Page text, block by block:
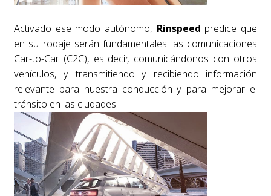
Activado ese modo autónomo, Rinspeed predice que
en su rodaje serán fundamentales las comunicaciones
Car-to-Car (C2C), es decir, comunicándonos con otros
vehículos, y transmitiendo y recibiendo información
relevante para nuestra conducción y para mejorar el
tránsito en las ciudades.